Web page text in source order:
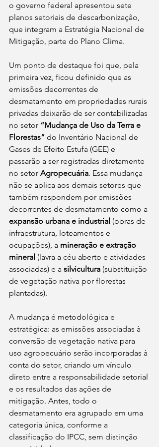
o governo federal apresentou sete
planos setoriais de descarbonização,
que integram a Estratégia Nacional de
Mitigação, parte do Plano Clima.
Um ponto de destaque foi que, pela
primeira vez, ficou definido que as
emissões decorrentes de
desmatamento em propriedades rurais
privadas deixarão de ser contabilizadas
no setor “Mudança de Uso da Terra e
Florestas” do Inventário Nacional de
Gases de Efeito Estufa (GEE) e
passarão a ser registradas diretamente
no setor Agropecuária. Essa mudança
não se aplica aos demais setores que
também respondem por emissões
decorrentes de desmatamento como a
expansão urbana e industrial (obras de
infraestrutura, loteamentos e
ocupações), a mineração e extração
mineral (lavra a céu aberto e atividades
associadas) e a silvicultura (substituição
de vegetação nativa por florestas
plantadas).
A mudança é metodológica e
estratégica: as emissões associadas à
conversão de vegetação nativa para
uso agropecuário serão incorporadas à
conta do setor, criando um vínculo
direto entre a responsabilidade setorial
e os resultados das ações de
mitigação. Antes, todo o
desmatamento era agrupado em uma
categoria única, conforme a
classificação do IPCC, sem distinção